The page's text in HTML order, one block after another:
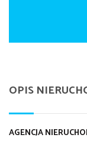
OPIS
AGENCJA